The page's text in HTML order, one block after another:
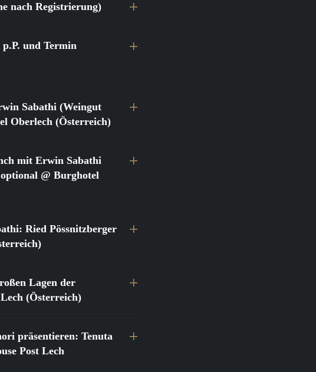
nach Registrierung)
und Termin
Sabathi (Weingut
Oberlech (Österreich)
mit Erwin Sabathi
@ Burghotel
Ried Pössnitzberger
Lagen der
(Österreich)
präsentieren: Tenuta
Post Lech